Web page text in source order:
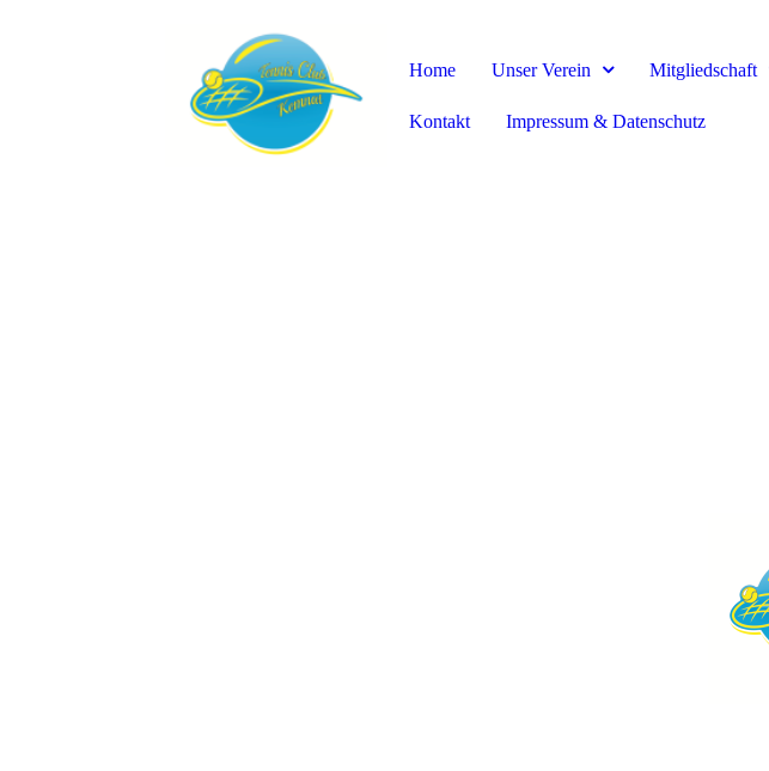
Home Unser Verein Mitgliedschaft
Kontakt Impressum & Datenschutz